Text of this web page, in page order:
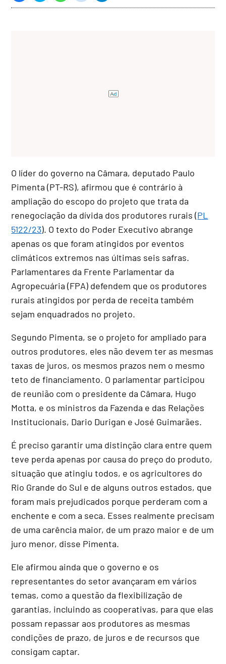
O líder do governo na Câmara, deputado Paulo
Pimenta (PT-RS), afirmou que é contrário à
ampliação do escopo do projeto que trata da
renegociação da dívida dos produtores rurais (PL
5122/23). O texto do Poder Executivo abrange
apenas os que foram atingidos por eventos
climáticos extremos nas últimas seis safras.
Parlamentares da Frente Parlamentar da
Agropecuária (FPA) defendem que os produtores
rurais atingidos por perda de receita também
sejam enquadrados no projeto.
Segundo Pimenta, se o projeto for ampliado para
outros produtores, eles não devem ter as mesmas
taxas de juros, os mesmos prazos nem o mesmo
teto de financiamento. O parlamentar participou
de reunião com o presidente da Câmara, Hugo
Motta, e os ministros da Fazenda e das Relações
Institucionais, Dario Durigan e José Guimarães.
É preciso garantir uma distinção clara entre quem
teve perda apenas por causa do preço do produto,
situação que atingiu todos, e os agricultores do
Rio Grande do Sul e de alguns outros estados, que
foram mais prejudicados porque perderam com a
enchente e com a seca. Esses realmente precisam
de uma carência maior, de um prazo maior e de um
juro menor, disse Pimenta.
Ele afirmou ainda que o governo e os
representantes do setor avançaram em vários
temas, como a questão da flexibilização de
garantias, incluindo as cooperativas, para que elas
possam repassar aos produtores as mesmas
condições de prazo, de juros e de recursos que
consigam captar.